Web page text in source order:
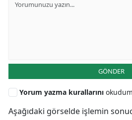
GÖNDER
Yorum yazma kurallarını
Aşağıdaki görselde işlemin